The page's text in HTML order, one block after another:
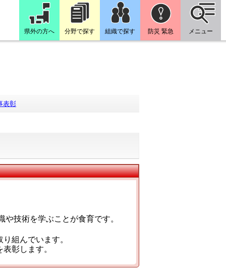
県外の方へ 分野で探す 組織で探す 防災 緊急 メニュー
表彰
技術を学ぶことが食育です。
組んでいます。
彰します。